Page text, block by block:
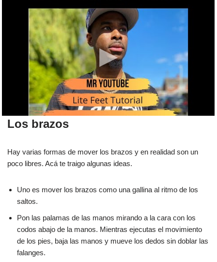
Los brazos
Hay varias formas de mover los brazos y en realidad son un
poco libres. Acá te traigo algunas ideas.
Uno es mover los brazos como una gallina al ritmo de los
saltos.
Pon las palamas de las manos mirando a la cara con los
codos abajo de la manos. Mientras ejecutas el movimiento
de los pies, baja las manos y mueve los dedos sin doblar las
falanges.